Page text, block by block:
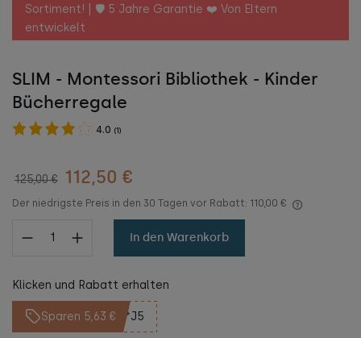
Sortiment! | 🛡️ 5 Jahre Garantie ❤️ Von Eltern
entwickelt
SLIM - Montessori Bibliothek - Kinder
Bücherregale
4.0 (1)
125,00 € 112,50 €
Der niedrigste Preis in den 30 Tagen vor Rabatt: 110,00 €
In den Warenkorb
Klicken und Rabatt erhalten
Sparen 5,63 € **J5